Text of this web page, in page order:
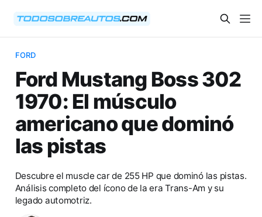
FORD
Ford Mustang Boss 302
1970: El músculo
americano que dominó
las pistas
Descubre el muscle car de 255 HP que dominó las pistas.
Análisis completo del ícono de la era Trans-Am y su
legado automotriz.